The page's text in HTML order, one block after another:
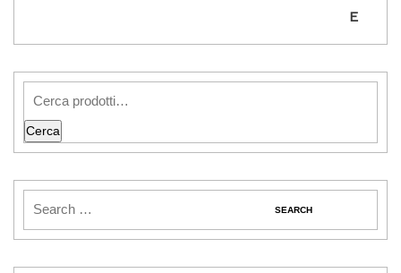
Cerca